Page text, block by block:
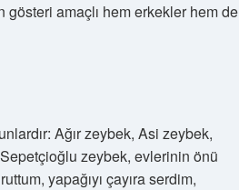
gösteri amaçlı hem erkekler hem de
Ağır zeybek, Asi zeybek,
zeybek, evlerinin önü
yapağıyı çayıra serdim,